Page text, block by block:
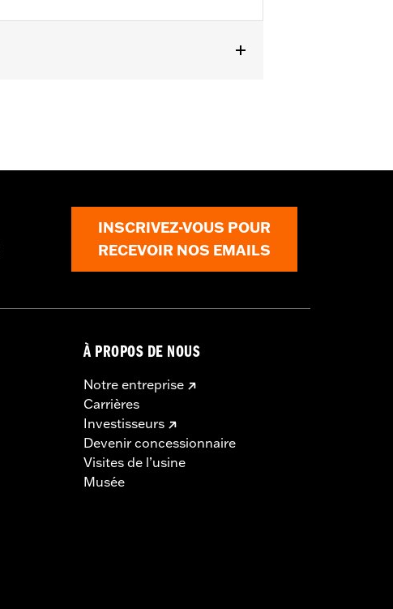
INSCRIVEZ-VOUS POUR
RECEVOIR NOS EMAILS
À PROPOS DE NOUS
Notre entreprise
Carrières
Investisseurs
Devenir concessionnaire
Visites de l’usine
Musée